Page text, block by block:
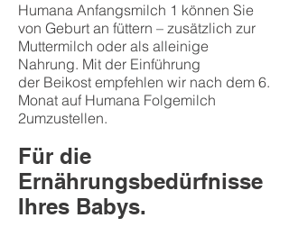
Humana Anfangsmilch 1 können Sie
von Geburt an füttern – zusätzlich zur
Muttermilch oder als alleinige
Nahrung. Mit der Einführung
der Beikost empfehlen wir nach dem 6.
Monat auf Humana Folgemilch
2umzustellen.
Für die
Ernährungsbedürfnisse
Ihres Babys.